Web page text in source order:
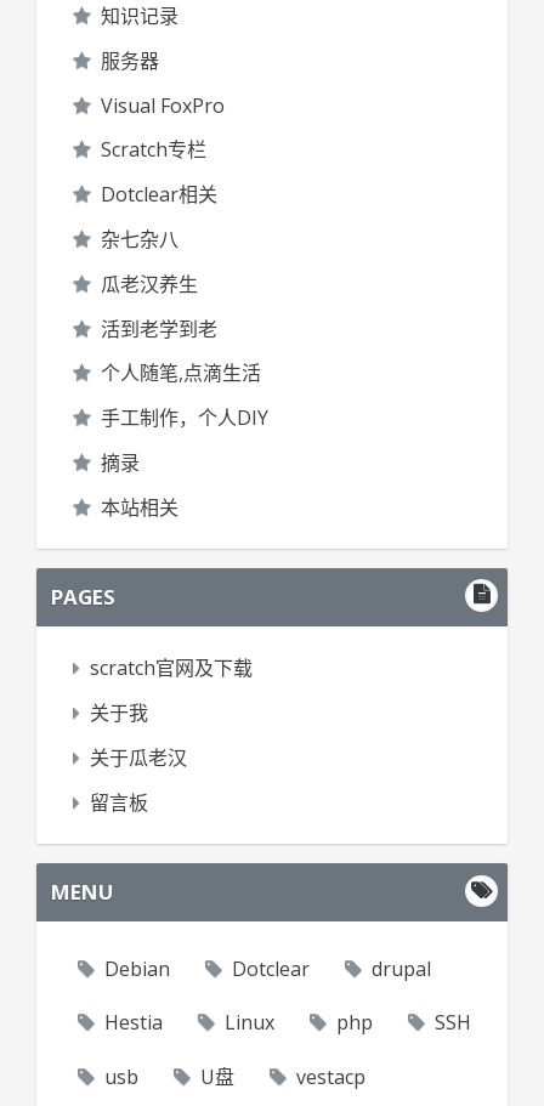
知识记录
服务器
Visual FoxPro
Scratch专栏
Dotclear相关
杂七杂八
瓜老汉养生
活到老学到老
个人随笔,点滴生活
手工制作，个人DIY
摘录
本站相关
PAGES
scratch官网及下载
关于我
关于瓜老汉
留言板
MENU
Debian Dotclear drupal
Hestia Linux php SSH
usb U盘 vestacp